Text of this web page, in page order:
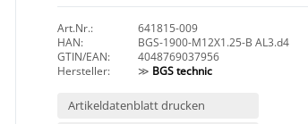
Art.Nr.:
641815-009
HAN:
BGS-1900-M12X1.25-B AL3.d4
GTIN/EAN:
4048769037956
Hersteller:
≫ BGS technic
Artikeldatenblatt drucken